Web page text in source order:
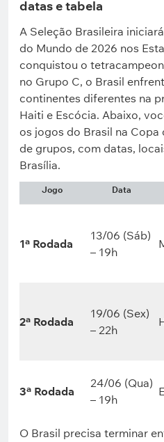
datas e tabela
A Seleção Brasileira
do Mundo de 2026 nos
conquistou o
no Grupo C, o Brasil
continentes diferentes na
Haiti e Escócia. Abaixo,
os jogos do Brasil na
de grupos, com datas,
Brasília.
Jogo Data
1ª Rodada
13/06 (Sáb)
– 19h
2ª Rodada
19/06 (Sex)
– 22h
3ª Rodada
24/06 (Qua)
– 19h
O Brasil precisa terminar